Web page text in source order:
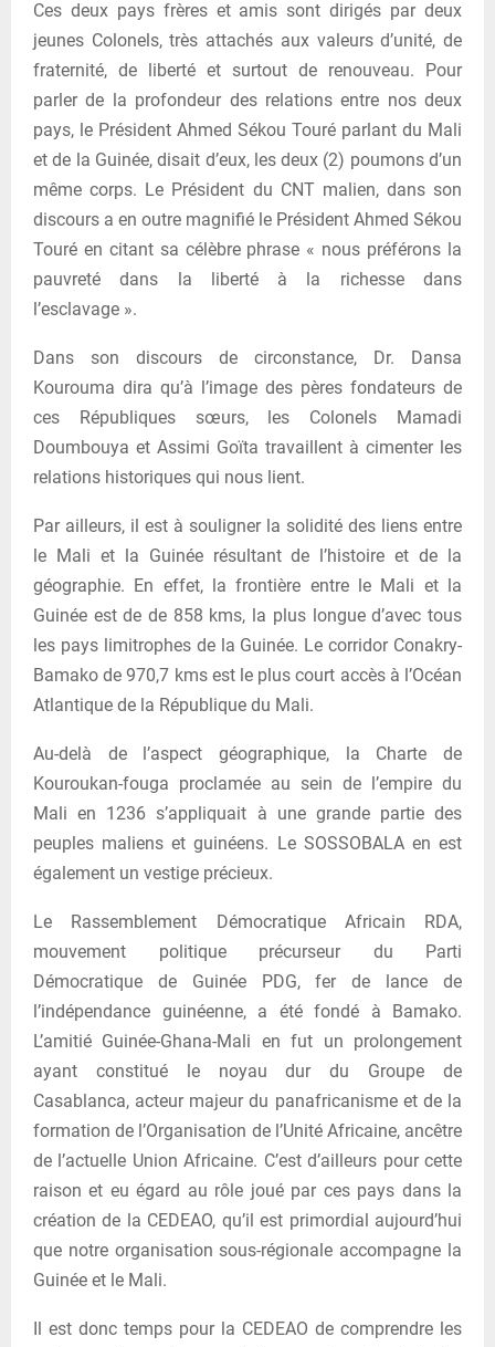
Ces deux pays frères et amis sont dirigés par deux
jeunes Colonels, très attachés aux valeurs d’unité, de
fraternité, de liberté et surtout de renouveau. Pour
parler de la profondeur des relations entre nos deux
pays, le Président Ahmed Sékou Touré parlant du Mali
et de la Guinée, disait d’eux, les deux (2) poumons d’un
même corps. Le Président du CNT malien, dans son
discours a en outre magnifié le Président Ahmed Sékou
Touré en citant sa célèbre phrase « nous préférons la
pauvreté dans la liberté à la richesse dans
l’esclavage ».
Dans son discours de circonstance, Dr. Dansa
Kourouma dira qu’à l’image des pères fondateurs de
ces Républiques sœurs, les Colonels Mamadi
Doumbouya et Assimi Goïta travaillent à cimenter les
relations historiques qui nous lient.
Par ailleurs, il est à souligner la solidité des liens entre
le Mali et la Guinée résultant de l’histoire et de la
géographie. En effet, la frontière entre le Mali et la
Guinée est de de 858 kms, la plus longue d’avec tous
les pays limitrophes de la Guinée. Le corridor Conakry-
Bamako de 970,7 kms est le plus court accès à l’Océan
Atlantique de la République du Mali.
Au-delà de l’aspect géographique, la Charte de
Kouroukan-fouga proclamée au sein de l’empire du
Mali en 1236 s’appliquait à une grande partie des
peuples maliens et guinéens. Le SOSSOBALA en est
également un vestige précieux.
Le Rassemblement Démocratique Africain RDA,
mouvement politique précurseur du Parti
Démocratique de Guinée PDG, fer de lance de
l’indépendance guinéenne, a été fondé à Bamako.
L’amitié Guinée-Ghana-Mali en fut un prolongement
ayant constitué le noyau dur du Groupe de
Casablanca, acteur majeur du panafricanisme et de la
formation de l’Organisation de l’Unité Africaine, ancêtre
de l’actuelle Union Africaine. C’est d’ailleurs pour cette
raison et eu égard au rôle joué par ces pays dans la
création de la CEDEAO, qu’il est primordial aujourd’hui
que notre organisation sous-régionale accompagne la
Guinée et le Mali.
Il est donc temps pour la CEDEAO de comprendre les